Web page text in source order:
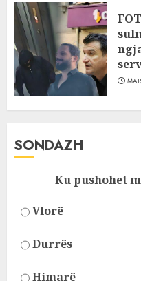
SONDAZH
Ku pushohet
Vlorë
Durrës
Himarë